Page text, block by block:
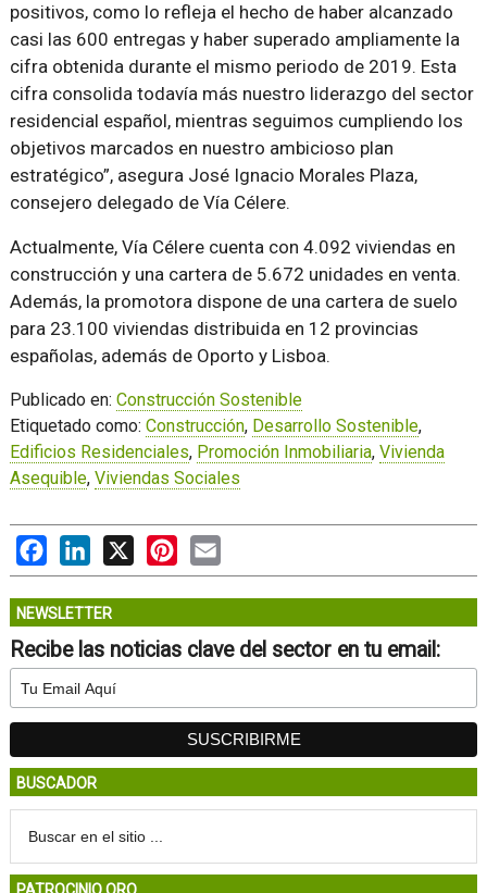
positivos, como lo refleja el hecho de haber alcanzado
casi las 600 entregas y haber superado ampliamente la
cifra obtenida durante el mismo periodo de 2019. Esta
cifra consolida todavía más nuestro liderazgo del sector
residencial español, mientras seguimos cumpliendo los
objetivos marcados en nuestro ambicioso plan
estratégico”, asegura José Ignacio Morales Plaza,
consejero delegado de Vía Célere.
Actualmente, Vía Célere cuenta con 4.092 viviendas en
construcción y una cartera de 5.672 unidades en venta.
Además, la promotora dispone de una cartera de suelo
para 23.100 viviendas distribuida en 12 provincias
españolas, además de Oporto y Lisboa.
Publicado en: Construcción Sostenible
Etiquetado como: Construcción, Desarrollo Sostenible,
Edificios Residenciales, Promoción Inmobiliaria, Vivienda
Asequible, Viviendas Sociales
FacebookLinkedIn
X PinterestEmail
NEWSLETTER
Recibe las noticias clave del sector en tu email:
BUSCADOR